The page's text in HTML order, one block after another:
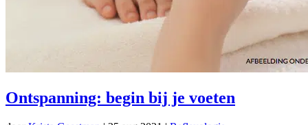
Ontspanning: begin bij je voeten